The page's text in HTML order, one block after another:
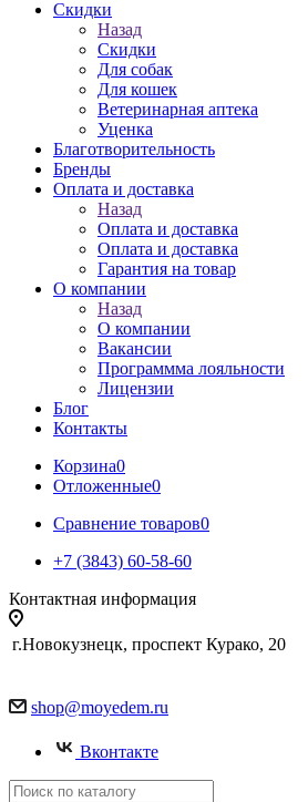
Скидки
Назад
Скидки
Для собак
Для кошек
Ветеринарная аптека
Уценка
Благотворительность
Бренды
Оплата и доставка
Назад
Оплата и доставка
Оплата и доставка
Гарантия на товар
О компании
Назад
О компании
Вакансии
Программма лояльности
Лицензии
Блог
Контакты
Корзина0
Отложенные0
Сравнение товаров0
+7 (3843) 60-58-60
Контактная информация
г.Новокузнецк, проспект Курако, 20
shop@moyedem.ru
Вконтакте